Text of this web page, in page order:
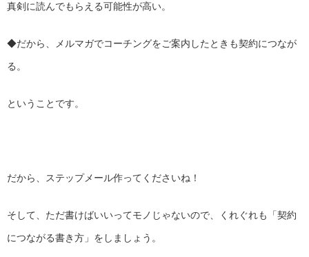
真剣に読んでもらえる可能性が高い。
◆だから、メルマガでコーチングをご案内したときも契約につなが
る。
ということです。
だから、ステップメール作ってくださいね！
そして、ただ書けばいいってモノじゃないので、くれぐれも「契約
につながる書き方」をしましょう。